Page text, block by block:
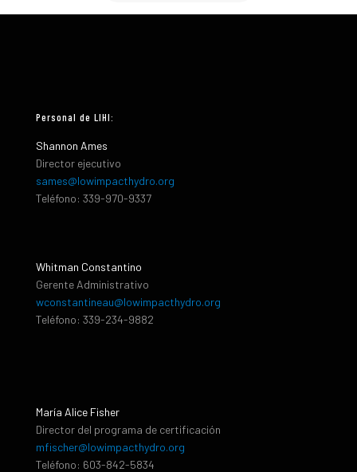
Personal de LIHI:
Shannon Ames
Director ejecutivo
sames@lowimpacthydro.org
Teléfono: 339-970-9337
Whitman Constantino
Gerente Administrativo
wconstantineau@lowimpacthydro.org
Teléfono: 339-234-9882
María Alice Fisher
Director del programa de certificación
mfischer@lowimpacthydro.org
Teléfono: 603-842-5834